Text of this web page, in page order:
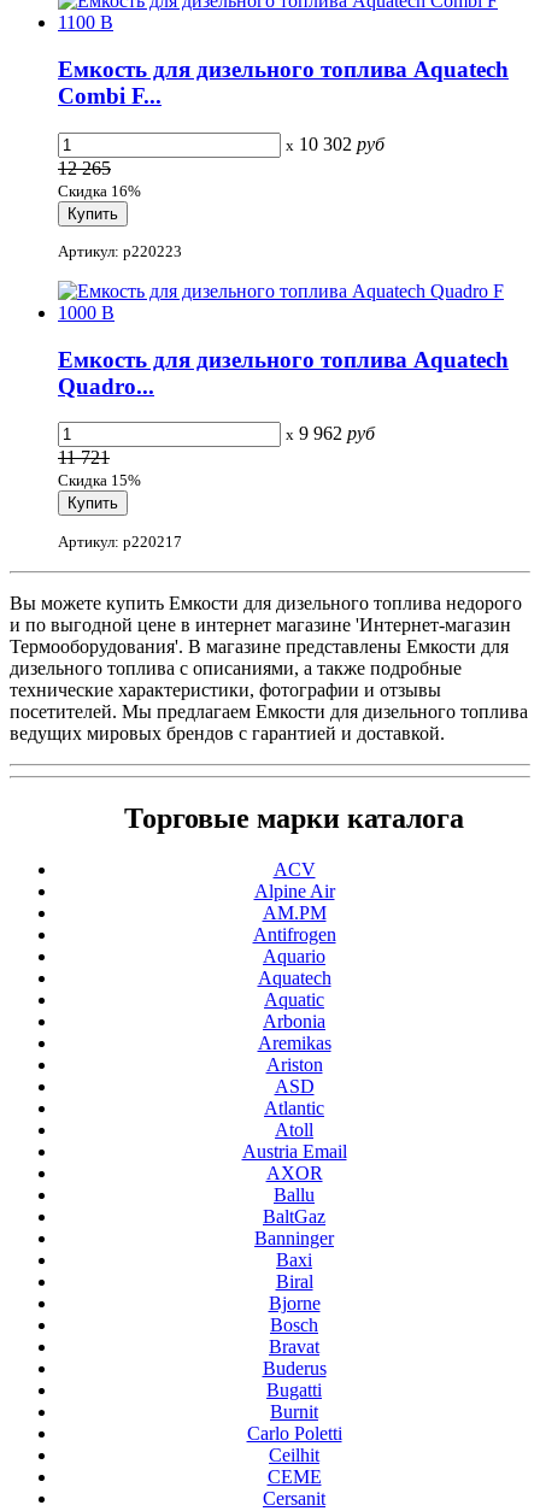
Емкость для дизельного топлива Aquatech
Combi F...
x 10 302 руб
12 265
Скидка 16%
Артикул: p220223
Емкость для дизельного топлива Aquatech
Quadro...
x 9 962 руб
11 721
Скидка 15%
Артикул: p220217
Вы можете купить Емкости для дизельного топлива недорого
и по выгодной цене в интернет магазине 'Интернет-магазин
Термооборудования'. В магазине представлены Емкости для
дизельного топлива с описаниями, а также подробные
технические характеристики, фотографии и отзывы
посетителей. Мы предлагаем Емкости для дизельного топлива
ведущих мировых брендов с гарантией и доставкой.
Торговые марки каталога
ACV
Alpine Air
AM.PM
Antifrogen
Aquario
Aquatech
Aquatic
Arbonia
Aremikas
Ariston
ASD
Atlantic
Atoll
Austria Email
AXOR
Ballu
BaltGaz
Banninger
Baxi
Biral
Bjorne
Bosch
Bravat
Buderus
Bugatti
Burnit
Carlo Poletti
Ceilhit
CEME
Cersanit